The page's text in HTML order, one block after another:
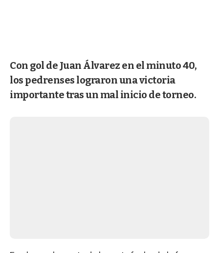
Con gol de Juan Álvarez en el minuto 40,
los pedrenses lograron una victoria
importante tras un mal inicio de torneo.